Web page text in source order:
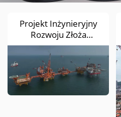
Projekt Inżynieryjny
Rozwoju Złoża
Naftowego Bozhong
19-2